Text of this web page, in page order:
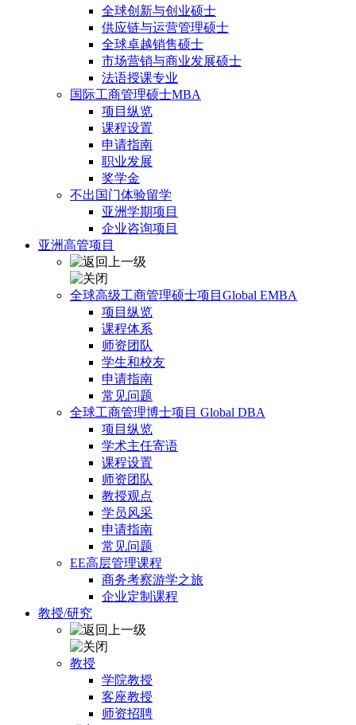
全球创新与创业硕士
供应链与运营管理硕士
全球卓越销售硕士
市场营销与商业发展硕士
法语授课专业
国际工商管理硕士MBA
项目纵览
课程设置
申请指南
职业发展
奖学金
不出国门体验留学
亚洲学期项目
企业咨询项目
亚洲高管项目
全球高级工商管理硕士项目Global EMBA
项目纵览
课程体系
师资团队
学生和校友
申请指南
常见问题
全球工商管理博士项目 Global DBA
项目纵览
学术主任寄语
课程设置
师资团队
教授观点
学员风采
申请指南
常见问题
EE高层管理课程
商务考察游学之旅
企业定制课程
教授/研究
教授
学院教授
客座教授
师资招聘